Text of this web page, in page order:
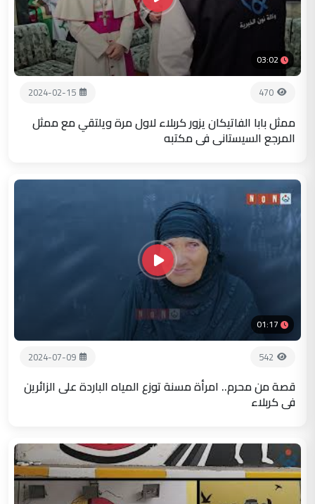
03:02
470
2024-02-15
ممثل بابا الفاتيكان يزور كربلاء لاول مرة ويلتقي مع ممثل
المرجع السيستاني في مكتبه
01:17
542
2024-07-09
قصة من محرم.. امرأة مسنة توزع المياه الباردة على الزائرين
في كربلاء